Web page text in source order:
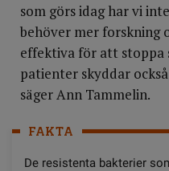
som görs idag har vi
behöver mer forskning
effektiva för att
patienter skyddar
säger Ann Tammelin.
FAKTA
De resistenta bakterier